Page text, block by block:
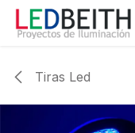
Ir al contenido
Tiras Led